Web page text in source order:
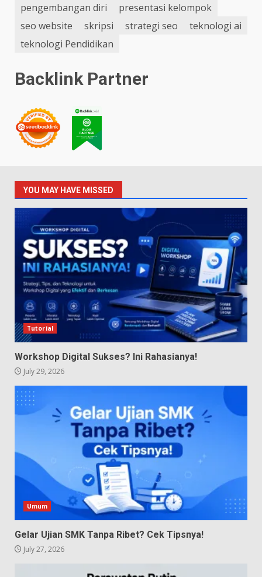
pengembangan diri
presentasi kelompok
seo website
skripsi strategi seo
teknologi ai
teknologi Pendidikan
Backlink Partner
YOU MAY HAVE MISSED
Tutorial
Workshop Digital Sukses? Ini Rahasianya!
July 29, 2026
Umum
Gelar Ujian SMK Tanpa Ribet? Cek Tipsnya!
July 27, 2026